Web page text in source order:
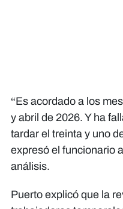
“Es acordado a los
y abril de 2026. Y ha
tardar el treinta y uno
expresó el funcionario
análisis.
Puerto explicó que la